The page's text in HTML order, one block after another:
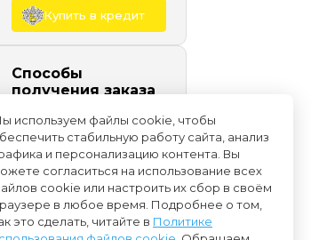
Купить в кредит
Способы
получения заказа
сегодня и
позже, бесплатно
Доставканачиная с
09.08
используем файлы cookie, чтобы
стабильную работу сайта, анализ
и персонализацию контента. Вы
согласиться на использование всех
cookie или настроить их сбор в своём
в любое время. Подробнее о том,
это сделать, читайте в Политике